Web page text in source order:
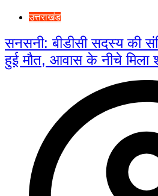
उत्तराखंड
सनसनी: बीडीसी सदस्य की
हुई मौत, आवास के नीचे मिला